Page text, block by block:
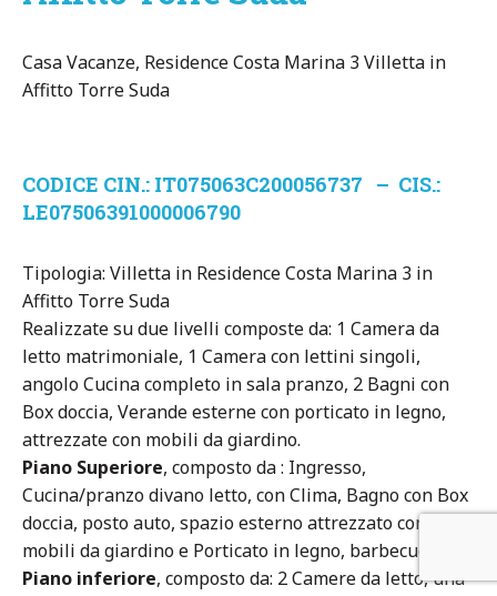
Casa Vacanze, Residence Costa Marina 3 Villetta in
Affitto Torre Suda
CODICE CIN.: IT075063C200056737 – CIS.:
LE07506391000006790
Tipologia: Villetta in Residence Costa Marina 3 in
Affitto Torre Suda
Realizzate su due livelli composte da: 1 Camera da
letto matrimoniale, 1 Camera con lettini singoli,
angolo Cucina completo in sala pranzo, 2 Bagni con
Box doccia, Verande esterne con porticato in legno,
attrezzate con mobili da giardino.
Piano Superiore, composto da : Ingresso,
Cucina/pranzo divano letto, con Clima, Bagno con Box
doccia, posto auto, spazio esterno attrezzato con
mobili da giardino e Porticato in legno, barbecue.
Piano inferiore, composto da: 2 Camere da letto, una